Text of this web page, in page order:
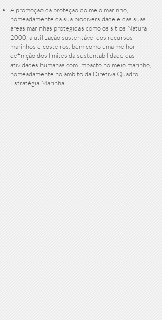
A promoção da proteção do meio marinho,
nomeadamente da sua biodiversidade e das suas
áreas marinhas protegidas como os sítios Natura
2000, a utilização sustentável dos recursos
marinhos e costeiros, bem como uma melhor
definição dos limites da sustentabilidade das
atividades humanas com impacto no meio marinho,
nomeadamente no âmbito da Diretiva Quadro
Estratégia Marinha.